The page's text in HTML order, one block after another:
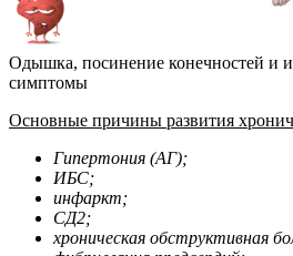
Одышка, посинение конечностей
симптомы
Основные причины развития
Гипертония (АГ);
ИБС;
инфаркт;
СД2;
хроническая обструктивная